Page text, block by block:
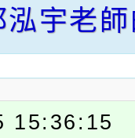
泓宇老
15:36:15